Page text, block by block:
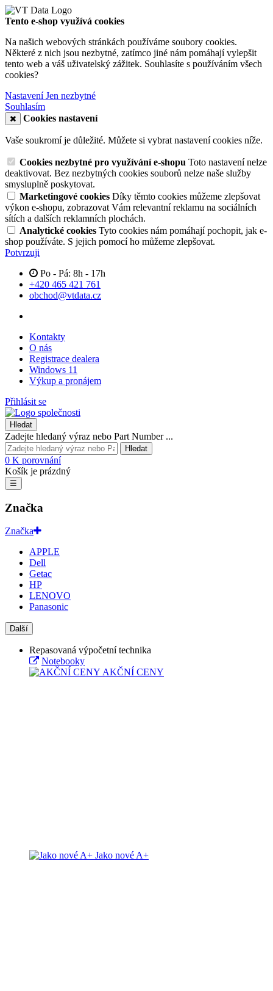
Tento e-shop využívá cookies
Na našich webových stránkách používáme soubory cookies.
Některé z nich jsou nezbytné, zatímco jiné nám pomáhají vylepšit
tento web a váš uživatelský zážitek. Souhlasíte s používáním všech
cookies?
NastaveníJen nezbytné
Souhlasím
Cookies nastavení
Vaše soukromí je důležité. Můžete si vybrat nastavení cookies níže.
Cookies nezbytné pro využívání e-shopu Toto nastavení nelze
deaktivovat. Bez nezbytných cookies souborů nelze naše služby
smysluplně poskytovat.
Marketingové cookies Díky těmto cookies můžeme zlepšovat
výkon e-shopu, zobrazovat Vám relevantní reklamu na sociálních
sítích a dalších reklamních plochách.
Analytické cookies Tyto cookies nám pomáhají pochopit, jak e-
shop používáte. S jejich pomocí ho můžeme zlepšovat.
Potvrzuji
Po - Pá: 8h - 17h
+420 465 421 761
obchod@vtdata.cz
Kontakty
O nás
Registrace dealera
Windows 11
Výkup a pronájem
Přihlásit se
Hledat
Zadejte hledaný výraz nebo Part Number ...
Hledat
0 K porovnání
Košík je prázdný
☰
Značka
Značka
APPLE
Dell
Getac
HP
LENOVO
Panasonic
Další
Repasovaná výpočetní technika
Notebooky
AKČNÍ CENY
Jako nové A+